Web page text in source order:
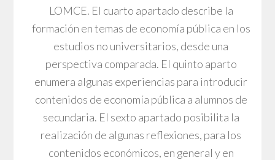
LOMCE. El cuarto apartado describe la
formación en temas de economía pública en los
estudios no universitarios, desde una
perspectiva comparada. El quinto aparto
enumera algunas experiencias para introducir
contenidos de economía pública a alumnos de
secundaria. El sexto apartado posibilita la
realización de algunas reflexiones, para los
contenidos económicos, en general y en